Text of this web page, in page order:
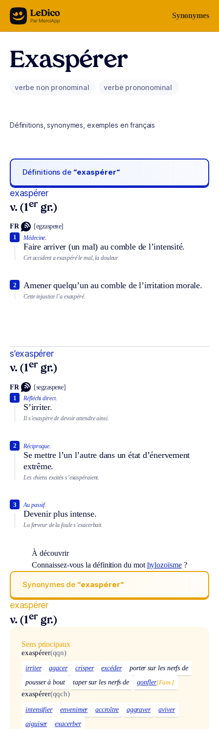
Aller au contenu Synonymes
Exaspérer
verbe non pronominal verbe prononominal
Définitions, synonymes, exemples en français
Définitions de “exaspérer“
exaspérer
v. (1er gr.)
FR [egzaspeʀe]
Médecine.
Faire arriver (un mal) au comble de l’intensité.
1
Cet accident a exaspéré le mal, la douleur.
Amener quelqu’un au comble de l’irritation morale.
2
Cette injustice l’a exaspéré.
s’exaspérer
v. (1er gr.)
FR [segzaspeʀe]
Réfléchi direct.
S’irriter.
1
Il s’exaspère de devoir attendre ainsi.
Réciproque.
Se mettre l’un l’autre dans un état d’énervement
extrême.
2
Les chiens excités s’exaspéraient.
Au passif.
Devenir plus intense.
3
La ferveur de la foule s’exacerbait.
À découvrir
Connaissez-vous la définition du mot hylozoïsme?
Synonymes de “exaspérer“
exaspérer
v. (1er gr.)
Sens principaux
exaspérer(qqn)
irriter agacer crisper excéder
porter sur les nerfs de
pousser à bout
taper sur les nerfs de gonfler[Fam.]
exaspérer(qqch)
intensifier envenimer accroître aggraver
aviver
aiguiser
exacerber